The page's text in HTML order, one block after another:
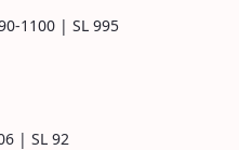
1100 | SL 995
| SL 92